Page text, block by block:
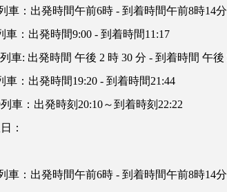
車：出発時間午前6時 - 到着時間午前8時14分
車：出発時間9:00 - 到着時間11:17
列車: 出発時間 午後 2 時 30 分 - 到着時間 午後
車：出発時間19:20 - 到着時間21:44
列車：出発時刻 20:10～到着時刻 22:22
：
車：出発時間午前6時 - 到着時間午前8時14分